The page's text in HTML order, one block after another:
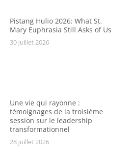
Pistang Hulio 2026: What St.
Mary Euphrasia Still Asks of Us
30 juillet 2026
Une vie qui rayonne :
témoignages de la troisième
session sur le leadership
transformationnel
28 juillet 2026